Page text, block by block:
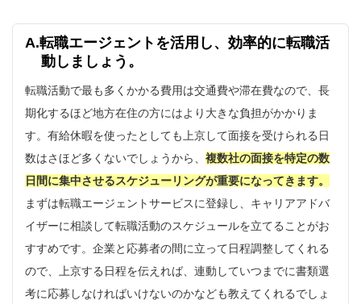
A.転職エージェントを活用し、効率的に転職活
動しましょう。
転職活動で最も多くかかる費用は交通費や滞在費なので、長
期化するほど地方在住の方にはより大きな負担がかかりま
す。有給休暇を使ったとしても上京して面接を受けられる日
数はさほど多くないでしょうから、 複数社の面接を特定の数
日間に集中させるスケジューリングが重要になってきます。
まずは転職エージェントサービスに登録し、キャリアアドバ
イザーに相談して転職活動のスケジュールを立てることがお
すすめです。企業と応募者の間に立って日程調整してくれる
ので、上京する日程を伝えれば、連動していつまでに書類選
考に応募しなければいけないのかなども教えてくれるでしょ